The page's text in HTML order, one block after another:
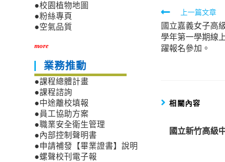
Read
more
articles
上一篇文章
國立嘉義女子高
學年第一學期線
躍報名參加。
相關內容
國立新竹高級
●校園植物地圖
●粉絲專頁
●空氣品質
more
業務推動
●課程總體計畫
●課程諮詢
●中途離校填報
●員工協助方案
●職業安全衛生管理
●內部控制聲明書
●申請補發【畢業證書】說明
●螺聲校刊電子報